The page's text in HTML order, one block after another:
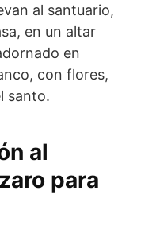
al santuario,
en un altar
en
con flores,
santo.
al
para